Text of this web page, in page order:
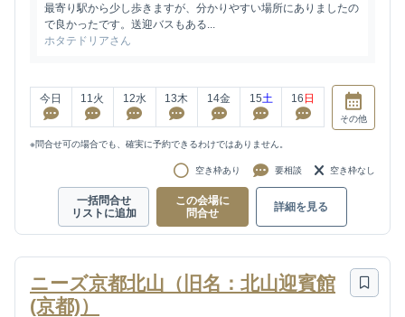
最寄り駅から少し歩きますが、分かりやすい場所にありましたの
で良かったです。送迎バスもある...
ホタテドリアさん
今日 11火 12水 13木 14金 15土 16 日
その他
※問合せ可の場合でも、確実に予約できるわけではありません。
空き枠あり 要相談 空き枠なし
一括問合せ
リストに追加
この会場に
問合せ
詳細を見る
ニーズ京都北山（旧名：北山迎賓館
(京都)）